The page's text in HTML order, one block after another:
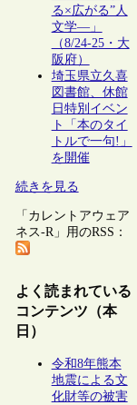
る×広がる”人
文学―」
（8/24-25・大
阪府）
埼玉県立久喜
図書館、休館
日特別イベン
ト「本のタイ
トルで一句!」
を開催
続きを見る
「カレントアウェア
ネス-R」用のRSS：
よく読まれている
コンテンツ（本
日）
令和8年熊本
地震による文
化財等の被害